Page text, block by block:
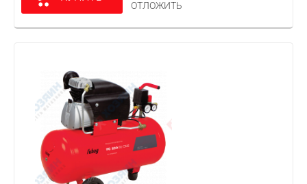
ОТЛОЖИТЬ